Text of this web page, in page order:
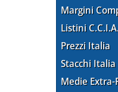
Margini
Listini
Prezzi Italia
Stacchi Italia
Medie Extra-